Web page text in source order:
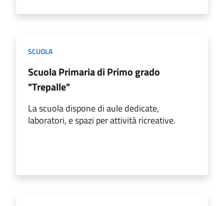
SCUOLA
Scuola Primaria di Primo grado
"Trepalle"
La scuola dispone di aule dedicate,
laboratori, e spazi per attività ricreative.